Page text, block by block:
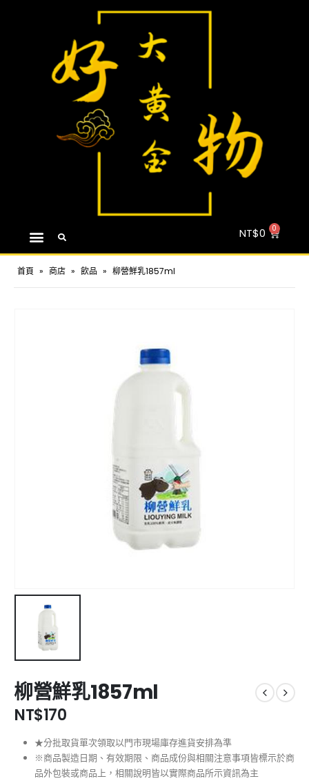
NT$0
首頁 » 商店 » 飲品 » 柳營鮮乳1857ml
柳營鮮乳1857ml
NT$170
★分批取貨單次領取以門市現場庫存進貨安排為準
※商品製造日期、有效期限、商品成份與相關注意事項皆標示於商
品外包裝或商品上，相關說明皆以實際商品所示資訊為主